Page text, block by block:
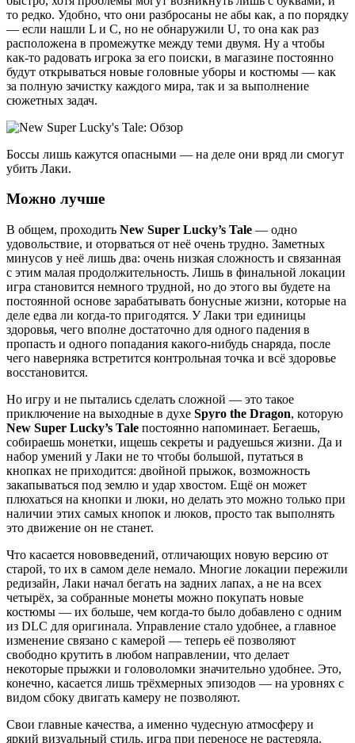
то редко. Удобно, что они разбросаны не абы как, а по порядку
— если нашли L и C, но не обнаружили U, то она как раз
расположена в промежутке между теми двумя. Ну а чтобы
как-то радовать игрока за его поиски, в магазине постоянно
будут открываться новые головные уборы и костюмы — как
за полную зачистку каждого мира, так и за выполнение
сюжетных задач.
Боссы лишь кажутся опасными — на деле они вряд ли смогут
убить Лаки.
Можно лучше
В общем, проходить New Super Lucky’s Tale — одно
удовольствие, и оторваться от неё очень трудно. Заметных
минусов у неё лишь два: очень низкая сложность и связанная
с этим малая продолжительность. Лишь в финальной локации
игра становится немного трудной, но до этого вы будете на
постоянной основе зарабатывать бонусные жизни, которые на
деле едва ли когда-то пригодятся. У Лаки три единицы
здоровья, чего вполне достаточно для одного падения в
пропасть и одного попадания какого-нибудь снаряда, после
чего наверняка встретится контрольная точка и всё здоровье
восстановится.
Но игру и не пытались сделать сложной — это такое
приключение на выходные в духе Spyro the Dragon, которую
New Super Lucky’s Tale постоянно напоминает. Бегаешь,
собираешь монетки, ищешь секреты и радуешься жизни. Да и
набор умений у Лаки не то чтобы большой, путаться в
кнопках не приходится: двойной прыжок, возможность
закапываться под землю и удар хвостом. Ещё он может
плюхаться на кнопки и люки, но делать это можно только при
наличии этих самых кнопок и люков, просто так выполнять
это движение он не станет.
Что касается нововведений, отличающих новую версию от
старой, то их в самом деле немало. Многие локации пережили
редизайн, Лаки начал бегать на задних лапах, а не на всех
четырёх, за собранные монеты можно покупать новые
костюмы — их больше, чем когда-то было добавлено с одним
из DLC для оригинала. Управление стало удобнее, а главное
изменение связано с камерой — теперь её позволяют
свободно крутить в любом направлении, что делает
некоторые прыжки и головоломки значительно удобнее. Это,
конечно, касается лишь трёхмерных эпизодов — на уровнях с
видом сбоку двигать камеру не позволяют.
Свои главные качества, а именно чудесную атмосферу и
яркий визуальный стиль, игра при переносе не растеряла.